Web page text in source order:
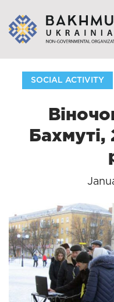
SOCIAL ACTIVITY
Бахмуті,